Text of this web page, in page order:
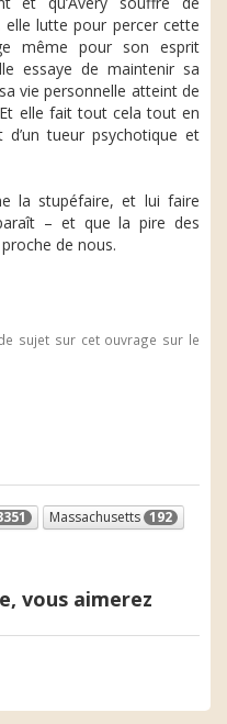
lutte pour percer cette
même pour son esprit
essaye de maintenir sa
vie personnelle atteint de
elle fait tout cela tout en
tueur psychotique et
la stupéfaire, et lui faire
– et que la pire des
de nous.
sujet sur cet ouvrage sur le
Massachusetts 192
vous aimerez